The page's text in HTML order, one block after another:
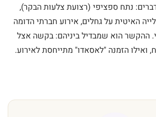
נתח ספציפי (רצועת צלעות הבקר),
האיטית על גחלים, אירוע חברתי הדומה
ההקשר הוא שמבדיל ביניהם: בקשה אצל
ואילו הזמנה "לאסאדו" מתייחסת לאירוע.